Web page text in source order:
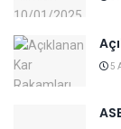
5